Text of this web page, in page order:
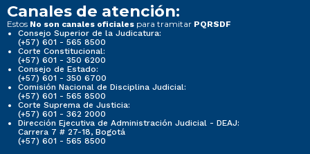
Canales de atención:
Estos No son canales oficiales para tramitar PQRSDF
Consejo Superior de la Judicatura:
(+57) 601 - 565 8500
Corte Constitucional:
(+57) 601 - 350 6200
Consejo de Estado:
(+57) 601 - 350 6700
Comisión Nacional de Disciplina Judicial:
(+57) 601 - 565 8500
Corte Suprema de Justicia:
(+57) 601 - 362 2000
Dirección Ejecutiva de Administración Judicial - DEAJ:
Carrera 7 # 27-18, Bogotá
(+57) 601 - 565 8500